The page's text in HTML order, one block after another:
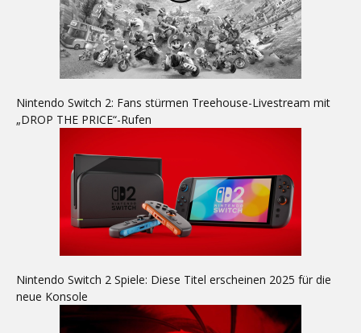
Nintendo Switch 2: Fans stürmen Treehouse-Livestream mit
„DROP THE PRICE“-Rufen
Nintendo Switch 2 Spiele: Diese Titel erscheinen 2025 für die
neue Konsole